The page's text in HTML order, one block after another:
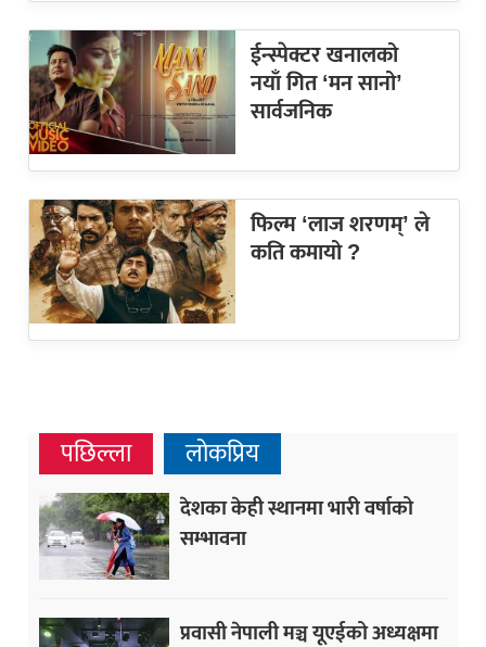
ईन्स्पेक्टर खनालको
नयाँ गित ‘मन सानो’
सार्वजनिक
फिल्म ‘लाज शरणम्’ ले
कति कमायो ?
पछिल्ला लोकप्रिय
देशका केही स्थानमा भारी वर्षाको
सम्भावना
प्रवासी नेपाली मञ्च यूएईको अध्यक्षमा